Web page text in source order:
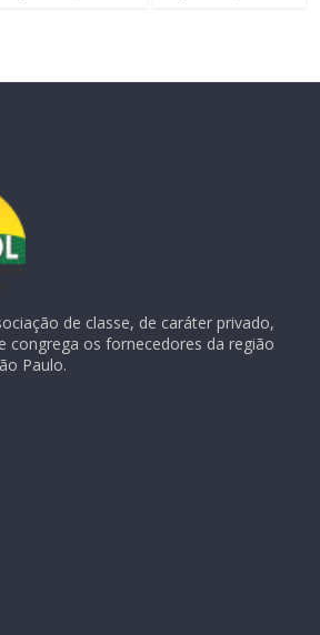
de classe, de caráter privado,
congrega os fornecedores da região
Paulo.